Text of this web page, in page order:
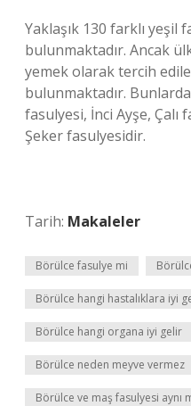
Yaklaşık 130 farklı yeşil
bulunmaktadır. Ancak
yemek olarak tercih
bulunmaktadır.
fasulyesi, İnci Ayşe, Çalı
Şeker fasulyesidir.
Tarih: Makaleler
Börülce fasulye mi
Börülce hangi hastalıklara iyi
Börülce hangi organa iyi gelir
Börülce neden meyve vermez
Börülce ve maş fasulyesi aynı